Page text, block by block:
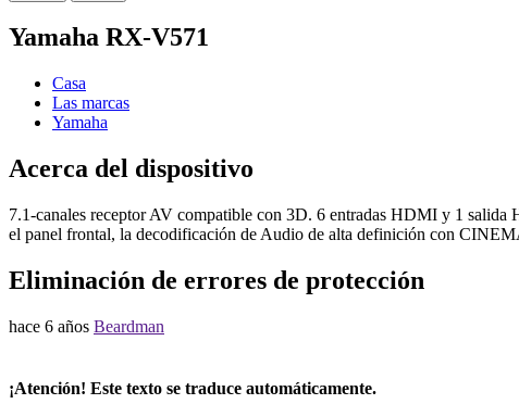
Yamaha RX-V571
Casa
Las marcas
Yamaha
Acerca del dispositivo
7.1-canales receptor AV compatible con 3D. 6 entradas HDMI y 1
el panel frontal, la decodificación de Audio de alta definición con
Eliminación de errores de protección
hace 6 años Beardman
¡Atención! Este texto se traduce automáticamente.